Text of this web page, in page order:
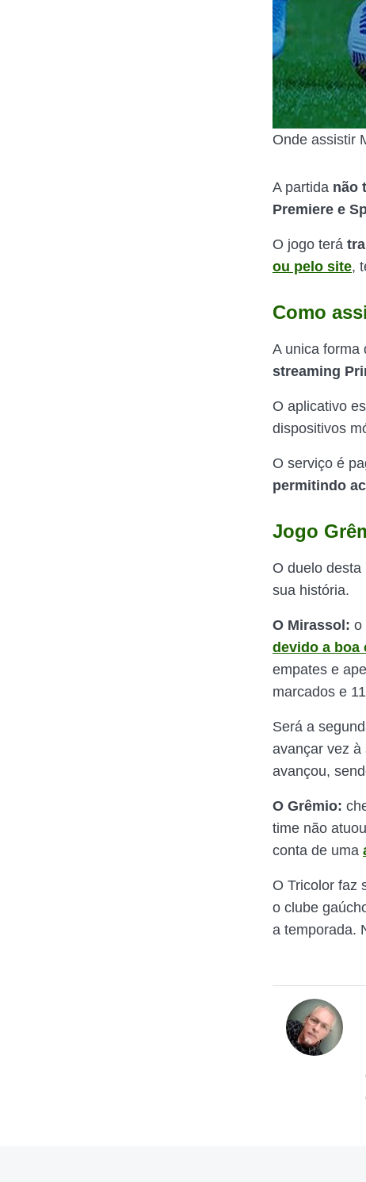
Onde assistir
A partida não
Premiere e
O jogo terá
ou pelo site,
Como
A unica forma
streaming
O aplicativo
dispositivos
O serviço é
permitindo
Jogo
O duelo
sua história.
O Mirassol: o
devido a boa
empates e
marcados e
Será a
avançar vez à
avançou,
O Grêmio:
time não
conta de uma
O Tricolor faz
o clube
a temporada.